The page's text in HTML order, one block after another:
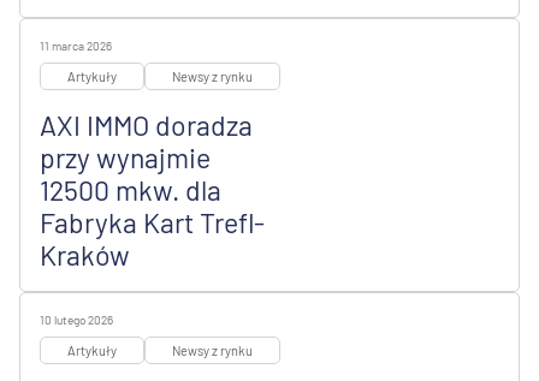
11 marca 2026
Artykuły Newsy z rynku
AXI IMMO doradza
przy wynajmie
12500 mkw. dla
Fabryka Kart Trefl-
Kraków
10 lutego 2026
Artykuły Newsy z rynku